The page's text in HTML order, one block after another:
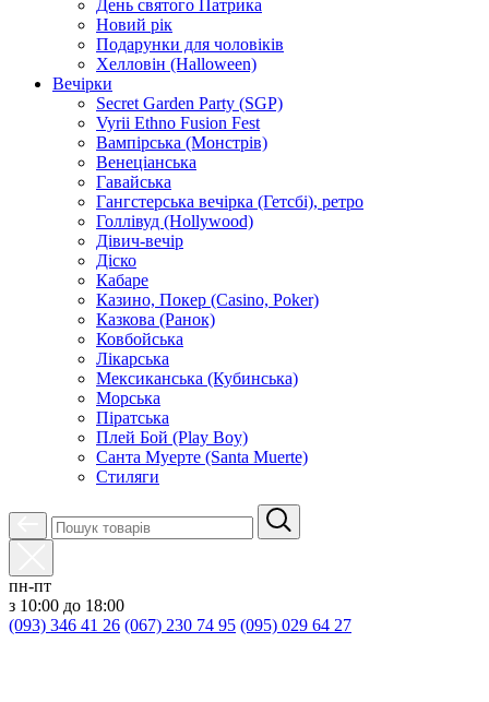
День святого Патрика
Новий рік
Подарунки для чоловіків
Хелловін (Halloween)
Вечірки
Secret Garden Party (SGP)
Vyrii Ethno Fusion Fest
Вампірська (Монстрів)
Венеціанська
Гавайська
Гангстерська вечірка (Гетсбі), ретро
Голлівуд (Hollywood)
Дівич-вечір
Діско
Кабаре
Казино, Покер (Casino, Poker)
Казкова (Ранок)
Ковбойська
Лікарська
Мексиканська (Кубинська)
Морська
Піратська
Плей Бой (Play Boy)
Санта Муерте (Santa Muerte)
Стиляги
пн-пт
з 10:00 до 18:00
(093) 346 41 26 (067) 230 74 95 (095) 029 64 27